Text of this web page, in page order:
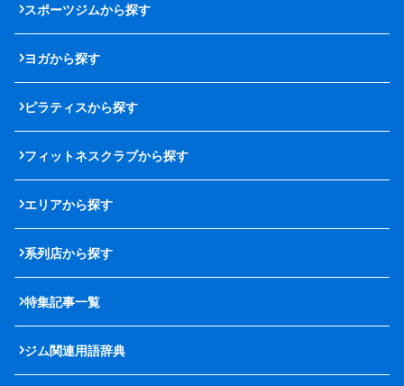
スポーツジムから探す
ヨガから探す
ピラティスから探す
フィットネスクラブから探す
エリアから探す
系列店から探す
特集記事一覧
ジム関連用語辞典